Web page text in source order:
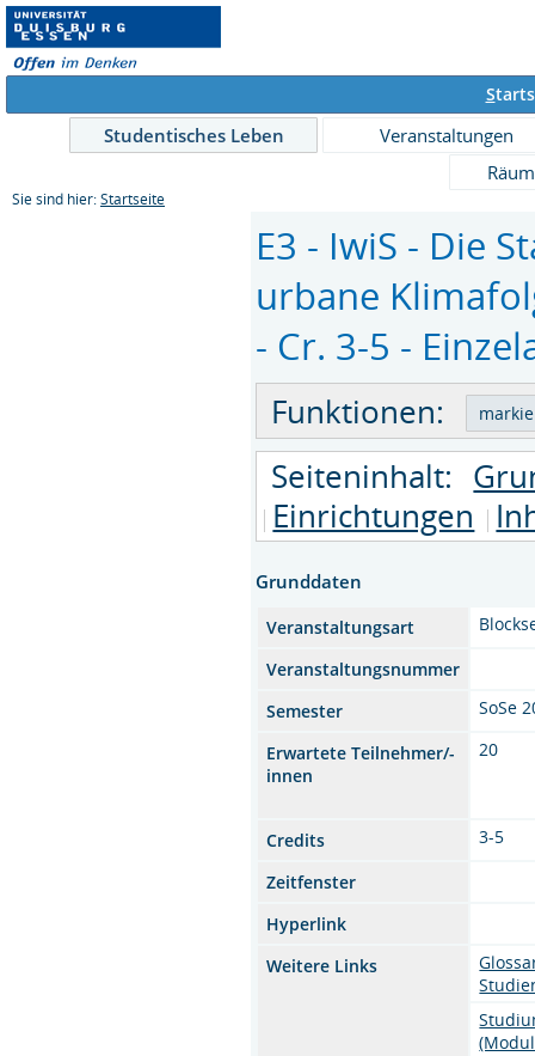
S
Studentisches Leben
Veranstaltungen
Sie sind hier: Startseite
E3 - IwiS - Die
urbane
- Cr. 3-5 -
Funktionen:
Seiteninhalt:
Einrichtungen
Grunddaten
Veranstaltungsart
Veranstaltungsnummer
Semester
SoSe
Erwartete Teilnehmer/-
innen
20
Credits
3-5
Zeitfenster
Hyperlink
Weitere Links